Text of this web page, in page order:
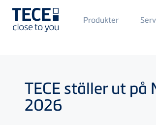
Main
Menü
Produkter
TECE ställer ut på
2026